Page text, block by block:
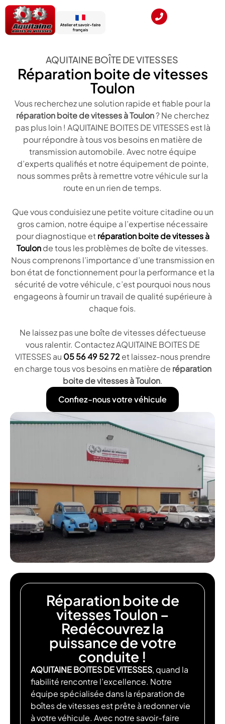
AQUITAINE BOÎTE DE VITESSES
Réparation boite de vitesses
Toulon
Vous recherchez une solution rapide et fiable pour la
réparation boite de vitesses à Toulon? Ne cherchez
pas plus loin ! AQUITAINE BOITES DE VITESSES est là
pour répondre à tous vos besoins en matière de
transmission automobile. Avec notre équipe
d’experts qualifiés et notre équipement de pointe,
nous sommes prêts à remettre votre véhicule sur la
route en un rien de temps.
Que vous conduisiez une petite voiture citadine ou un
gros camion, notre équipe a l’expertise nécessaire
pour diagnostique et réparation boite de vitesses à
Toulonde tous les problèmes de boîte de vitesses.
Nous comprenons l’importance d’une transmission en
bon état de fonctionnement pour la performance et la
sécurité de votre véhicule, c’est pourquoi nous nous
engageons à fournir un travail de qualité supérieure à
chaque fois.
Ne laissez pas une boîte de vitesses défectueuse
vous ralentir. Contactez AQUITAINE BOITES DE
VITESSES au 05 56 49 52 72et laissez-nous prendre
en charge tous vos besoins en matière de réparation
boite de vitesses à Toulon.
Confiez-nous votre véhicule
Réparation boite de
vitesses Toulon –
Redécouvrez la
puissance de votre
conduite !
AQUITAINE BOITES DE VITESSES, quand la
fiabilité rencontre l’excellence. Notre
équipe spécialisée dans la réparation de
boîtes de vitesses est prête à redonner vie
à votre véhicule. Avec notre savoir-faire